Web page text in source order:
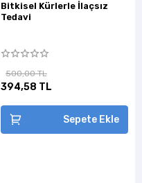
Bitkisel Kürlerle İlaçsız
Tedavi
500,00 TL
394,58 TL
Sepete Ekle